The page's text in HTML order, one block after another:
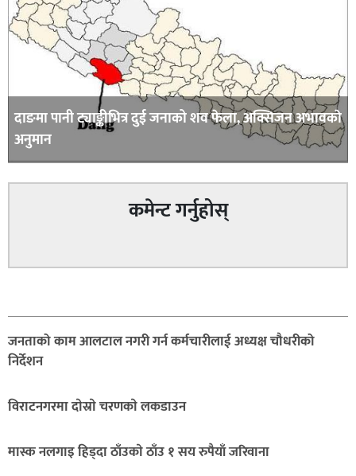
दाङमा पानी ट्याङ्कीभित्र दुई जनाको शव फेला, अक्सिजन अभावकाे
अनुमान
कमेन्ट गर्नुहोस्
जनताको काम आलटाल नगरी गर्न कर्मचारीलाई अध्यक्ष चौधरीको
निर्देशन
विराटनगरमा दाेस्राे चरणकाे लकडाउन
मास्क नलगाइ हिड्दा ठाँउकाे ठाँउ १ सय रुपैयाँ जरिवाना